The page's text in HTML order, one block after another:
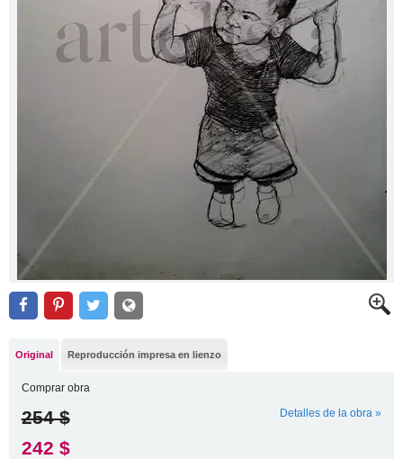
Original Reproducción impresa en lienzo
Comprar obra
254 $ Detalles de la obra »
242 $